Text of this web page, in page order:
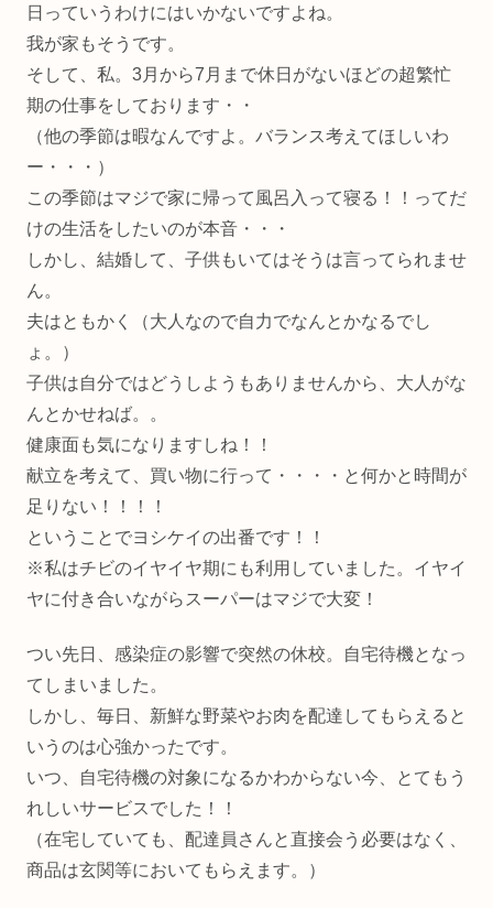
日っていうわけにはいかないですよね。
我が家もそうです。
そして、私。3月から7月まで休日がないほどの超繁忙
期の仕事をしております・・
（他の季節は暇なんですよ。バランス考えてほしいわ
ー・・・）
この季節はマジで家に帰って風呂入って寝る！！ってだ
けの生活をしたいのが本音・・・
しかし、結婚して、子供もいてはそうは言ってられませ
ん。
夫はともかく（大人なので自力でなんとかなるでし
ょ。）
子供は自分ではどうしようもありませんから、大人がな
んとかせねば。。
健康面も気になりますしね！！
献立を考えて、買い物に行って・・・・と何かと時間が
足りない！！！！
ということでヨシケイの出番です！！
※私はチビのイヤイヤ期にも利用していました。イヤイ
ヤに付き合いながらスーパーはマジで大変！
つい先日、感染症の影響で突然の休校。自宅待機となっ
てしまいました。
しかし、毎日、新鮮な野菜やお肉を配達してもらえると
いうのは心強かったです。
いつ、自宅待機の対象になるかわからない今、とてもう
れしいサービスでした！！
（在宅していても、配達員さんと直接会う必要はなく、
商品は玄関等においてもらえます。）